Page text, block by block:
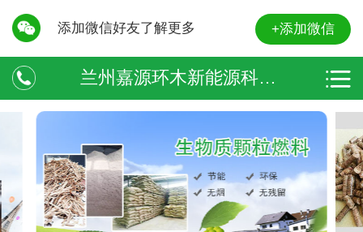
添加微信好友了解更多 +添加微信
兰州嘉源环木新能源科技有限责任公司